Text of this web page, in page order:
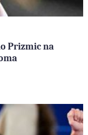
Prizmic na